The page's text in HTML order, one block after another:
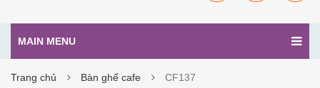
MAIN MENU
Trang chủ Bàn ghế cafe CF137